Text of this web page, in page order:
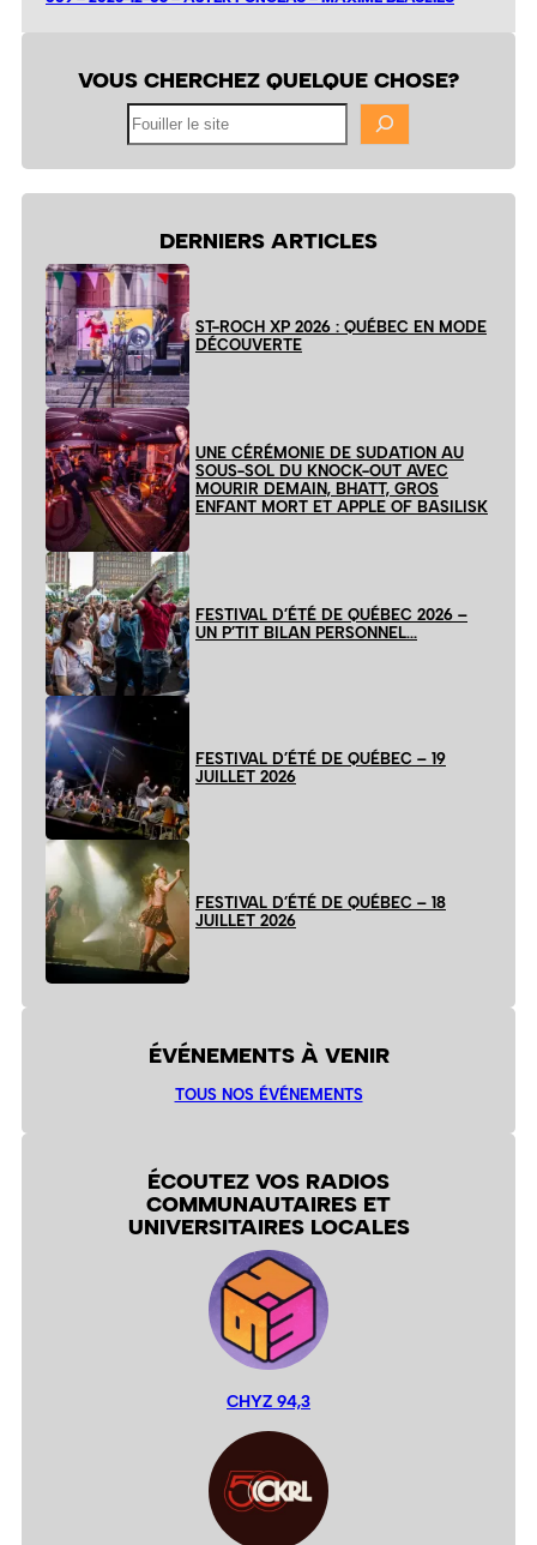
VOUS CHERCHEZ QUELQUE CHOSE?
DERNIERS ARTICLES
ST-ROCH XP 2026 : QUÉBEC EN MODE
DÉCOUVERTE
UNE CÉRÉMONIE DE SUDATION AU
SOUS-SOL DU KNOCK-OUT AVEC
MOURIR DEMAIN, BHATT, GROS
ENFANT MORT ET APPLE OF BASILISK
FESTIVAL D’ÉTÉ DE QUÉBEC 2026 –
UN P’TIT BILAN PERSONNEL…
FESTIVAL D’ÉTÉ DE QUÉBEC – 19
JUILLET 2026
FESTIVAL D’ÉTÉ DE QUÉBEC – 18
JUILLET 2026
ÉVÉNEMENTS À VENIR
TOUS NOS ÉVÉNEMENTS
ÉCOUTEZ VOS RADIOS
COMMUNAUTAIRES ET
UNIVERSITAIRES LOCALES
CHYZ 94,3